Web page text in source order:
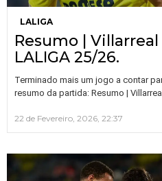
LALIGA
Resumo | Villarreal
LALIGA 25/26.
Terminado mais um jogo a contar
resumo da partida: Resumo |
22 de Fevereiro, 2026, 22:37